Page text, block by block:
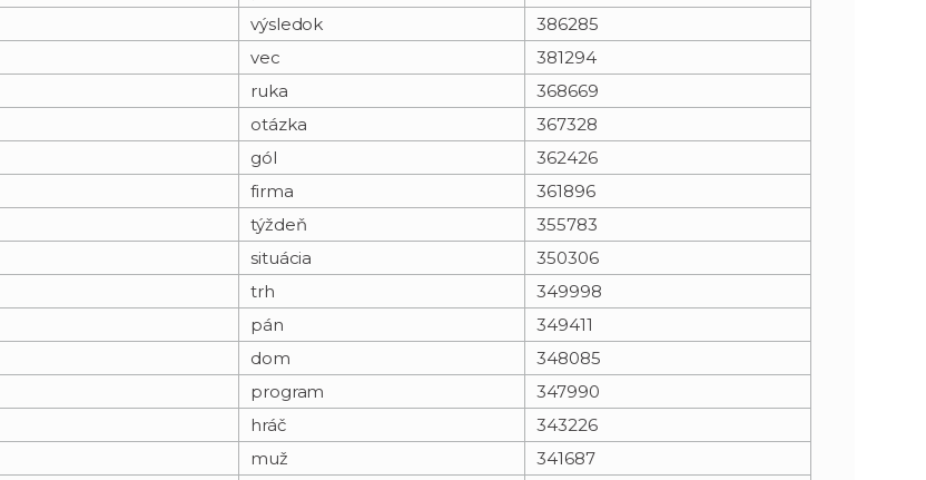
výsledok
386285
vec
381294
ruka
368669
otázka
367328
gól
362426
firma
361896
týždeň
355783
situácia
350306
trh
349998
pán
349411
dom
348085
program
347990
hráč
343226
muž
341687